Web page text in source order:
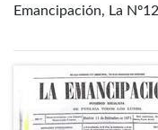
Emancipación, La Nº12